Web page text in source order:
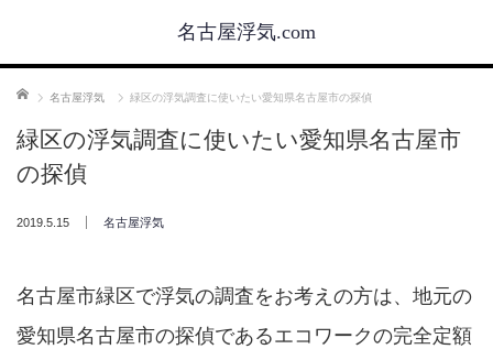
名古屋浮気.com
ホーム 名古屋浮気 緑区の浮気調査に使いたい愛知県名古屋市の探偵
緑区の浮気調査に使いたい愛知県名古屋市
の探偵
2019.5.15 名古屋浮気
名古屋市緑区で浮気の調査をお考えの方は、地元の
愛知県名古屋市の探偵であるエコワークの完全定額